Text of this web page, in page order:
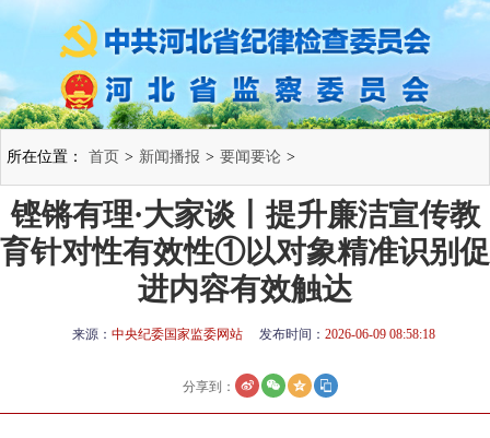
所在位置： 首页 > 新闻播报 > 要闻要论 >
铿锵有理·大家谈丨提升廉洁宣传教
育针对性有效性①以对象精准识别促
进内容有效触达
来源： 中央纪委国家监委网站 发布时间： 2026-06-09 08:58:18
分享到：